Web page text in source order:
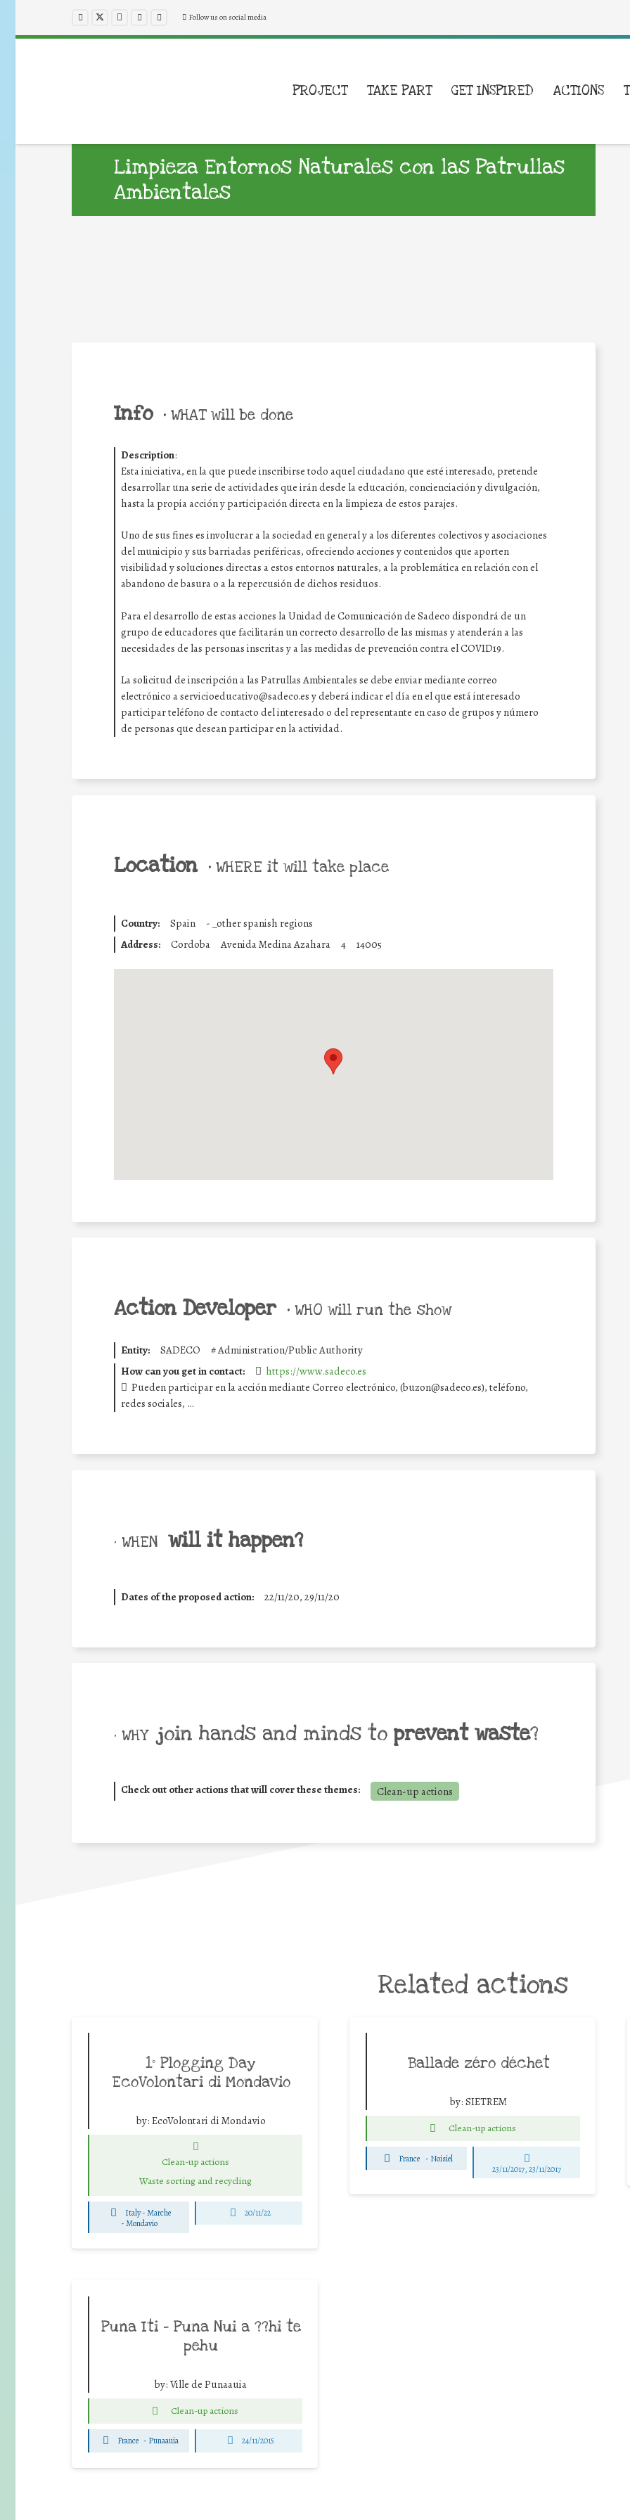
Follow us on social media
PROJECT TAKE PART GET INSPIRED ACTIONS
Limpieza Entornos Naturales con las Patrullas
Ambientales
Info • WHAT will be done
Description:
Esta iniciativa, en la que puede inscribirse todo aquel ciudadano que esté interesado, pretende
desarrollar una serie de actividades que irán desde la educación, concienciación y divulgación,
hasta la propia acción y participación directa en la limpieza de estos parajes.
Uno de sus fines es involucrar a la sociedad en general y a los diferentes colectivos y asociaciones
del municipio y sus barriadas periféricas, ofreciendo acciones y contenidos que aporten
visibilidad y soluciones directas a estos entornos naturales, a la problemática en relación con el
abandono de basura o a la repercusión de dichos residuos.
Para el desarrollo de estas acciones la Unidad de Comunicación de Sadeco dispondrá de un
grupo de educadores que facilitarán un correcto desarrollo de las mismas y atenderán a las
necesidades de las personas inscritas y a las medidas de prevención contra el COVID19.
La solicitud de inscripción a las Patrullas Ambientales se debe enviar mediante correo
electrónico a servicioeducativo@sadeco.es y deberá indicar el día en el que está interesado
participar teléfono de contacto del interesado o del representante en caso de grupos y número
de personas que desean participar en la actividad.
Location • WHERE it will take place
Country: Spain - _other spanish regions
Address:
Cordoba Avenida Medina Azahara 4 14005
Action Developer • WHO will run the show
Entity: SADECO #Administration/Public Authority
How can you get in contact:
https://www.sadeco.es
Pueden participar en la acción mediante Correo electrónico, (buzon@sadeco.es), teléfono,
redes sociales, …
• WHEN will it happen?
Dates of the proposed action: 22/11/20, 29/11/20
• WHY join hands and minds to prevent waste?
Check out other actions that will cover these themes: Clean-up actions
Related actions
1° Plogging Day
EcoVolontari di Mondavio
by: EcoVolontari di Mondavio
Clean-up actions
Waste sorting and recycling
Italy - Marche
-Mondavio
20/11/22
Ballade zéro déchet
by: SIETREM
Clean-up actions
France - Noisiel
23/11/2017, 23/11/2017
Puna Iti – Puna Nui a ??hi te
pehu
by: Ville de Punaauia
Clean-up actions
France - Punaauia 24/11/2015